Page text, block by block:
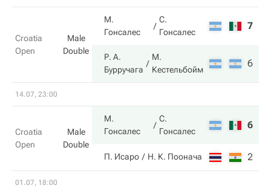
Croatia
Open
Male
Double
М.
Гонсалес
С.
Гонсалес
7
Р. А.
Бурручага
М.
Кестельбойм
6
14.07, 23:00
Croatia
Open
Male
Double
М.
Гонсалес
С.
Гонсалес
6
П. Исаро Н. К. Поонача 2
01.07, 18:00